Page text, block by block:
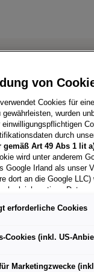
von
Cookies für
gewährleisten, wurden
einwilligungspflichtigen
durch
gemäß Art 49 Abs 1 lit
wird unter anderem
Google Irland als unser
dort an die Google
gleichwertiges
den USA nicht wirksam
einen Zugriff
Freiheiten nicht auf das
Sie damit auch
erforderliche Cookies
Cookies (inkl. US-
Marketingzwecke